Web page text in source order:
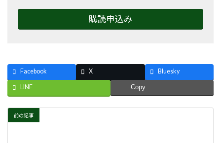
購読申込み
Facebook X Bluesky
LINE Copy
前の記事